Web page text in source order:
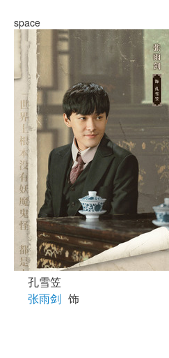
space
孔雪笠
张雨剑 饰